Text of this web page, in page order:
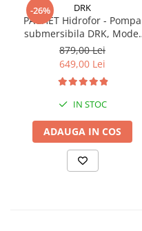
-26% DRK
PACHET Hidrofor - Pompa
submersibila DRK, Model
4STM4-8, putere 1.8 kW,
debit 5m3/h, 8 turbine +
Presostat electronic DRK,
Model PC-58, 1kW, 220 V, 10
Bar
879,00 Lei
649,00 Lei
IN STOC
ADAUGA IN COS